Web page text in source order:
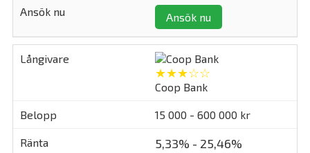
Ansök nu
★★★☆☆
Coop Bank
15 000 - 600 000 kr
5,33% - 25,46%